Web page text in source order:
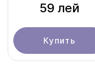
59 лей
Купить